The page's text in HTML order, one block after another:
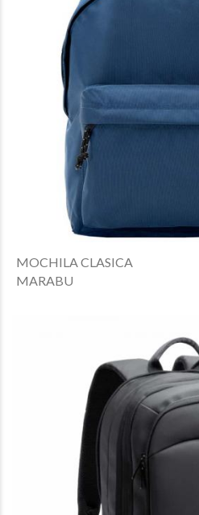
MOCHILA CLASICA
MARABU